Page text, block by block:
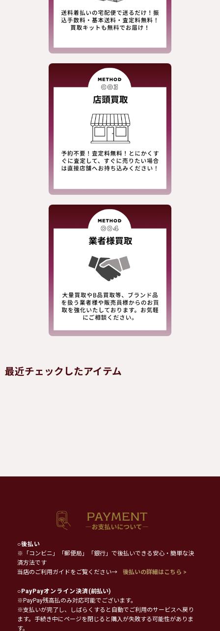
最近チェックしたアイテム
○後払い
※「コンビニ」「郵便局」「銀行」で後払いできる安心・簡単な決
済方法です
当店のご利用ガイドをご覧ください→
後払いの詳細はこちら >
○PayPayオンライン決済(前払い)
※PayPay残高払のみ対応可能でございます。
※支払いが完了し、しばらくすると自動でご利用のサービスへ戻り
ます。手続き中にページを閉じると購入が失敗する可能性がありま
す。